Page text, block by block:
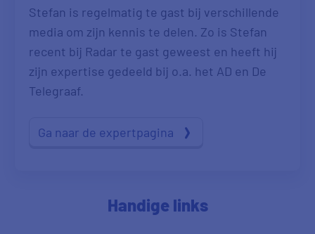
Stefan is regelmatig te gast bij verschillende
media om zijn kennis te delen. Zo is Stefan
recent bij Radar te gast geweest en heeft hij
zijn expertise gedeeld bij o.a. het AD en De
Telegraaf.
Ga naar de expertpagina
Handige links